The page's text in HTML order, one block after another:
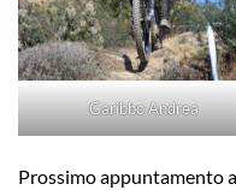
Garibbo Andrea
Prossimo appuntamento